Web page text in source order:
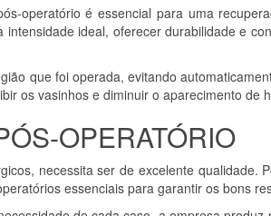
operatório é essencial para uma
ideal, oferecer durabilidade e
que foi operada, evitando
os vasinhos e diminuir o aparecimento de
OPERATÓRIO
necessita ser de excelente
essenciais para garantir os bons